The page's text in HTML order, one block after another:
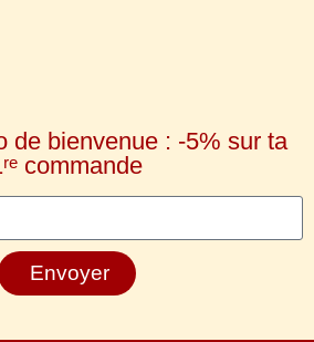
de bienvenue : -5% sur ta
commande
Envoyer